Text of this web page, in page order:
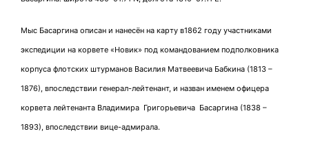
Мыс Басаргина описан и нанесён на карту в1862 году участниками
экспедиции на корвете «Новик» под командованием подполковника
корпуса флотских штурманов Василия Матвеевича Бабкина (1813 –
1876), впоследствии генерал-лейтенант, и назван именем офицера
корвета лейтенанта Владимира Григорьевича Басаргина (1838 –
1893), впоследствии вице-адмирала.